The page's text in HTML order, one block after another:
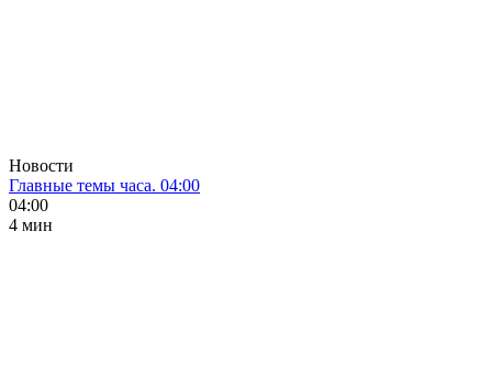
Новости
Главные темы часа. 04:00
04:00
4 мин